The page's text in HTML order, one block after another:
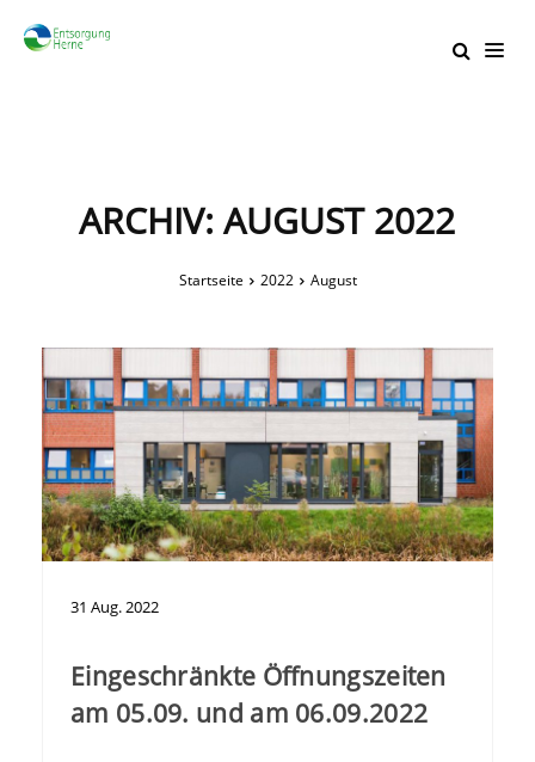
ARCHIV: AUGUST 2022
Startseite 2022 August
31 Aug.2022
Eingeschränkte Öffnungszeiten
am 05.09. und am 06.09.2022